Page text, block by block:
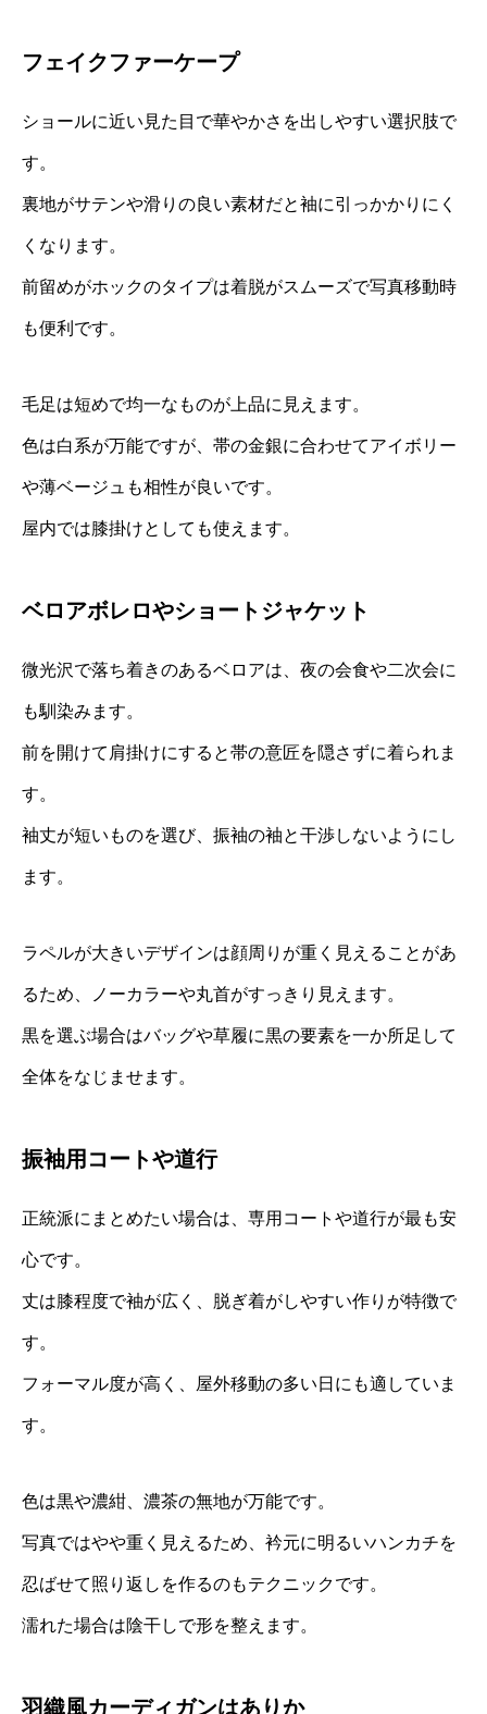
フェイクファーケープ
ショールに近い見た目で華やかさを出しやすい選択肢で
す。
裏地がサテンや滑りの良い素材だと袖に引っかかりにく
くなります。
前留めがホックのタイプは着脱がスムーズで写真移動時
も便利です。
毛足は短めで均一なものが上品に見えます。
色は白系が万能ですが、帯の金銀に合わせてアイボリー
や薄ベージュも相性が良いです。
屋内では膝掛けとしても使えます。
ベロアボレロやショートジャケット
微光沢で落ち着きのあるベロアは、夜の会食や二次会に
も馴染みます。
前を開けて肩掛けにすると帯の意匠を隠さずに着られま
す。
袖丈が短いものを選び、振袖の袖と干渉しないようにし
ます。
ラペルが大きいデザインは顔周りが重く見えることがあ
るため、ノーカラーや丸首がすっきり見えます。
黒を選ぶ場合はバッグや草履に黒の要素を一か所足して
全体をなじませます。
振袖用コートや道行
正統派にまとめたい場合は、専用コートや道行が最も安
心です。
丈は膝程度で袖が広く、脱ぎ着がしやすい作りが特徴で
す。
フォーマル度が高く、屋外移動の多い日にも適していま
す。
色は黒や濃紺、濃茶の無地が万能です。
写真ではやや重く見えるため、衿元に明るいハンカチを
忍ばせて照り返しを作るのもテクニックです。
濡れた場合は陰干しで形を整えます。
羽織風カーディガンはありか